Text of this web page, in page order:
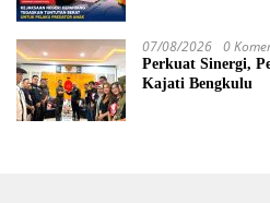
07/08/2026 0
Perkuat Sinergi,
Kajati Bengkulu